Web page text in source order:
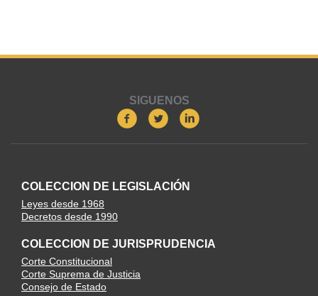
SIGUENOS
COLECCION DE LEGISLACIÓN
Leyes desde 1968
Decretos desde 1990
COLECCION DE JURISPRUDENCIA
Corte Constitucional
Corte Suprema de Justicia
Consejo de Estado